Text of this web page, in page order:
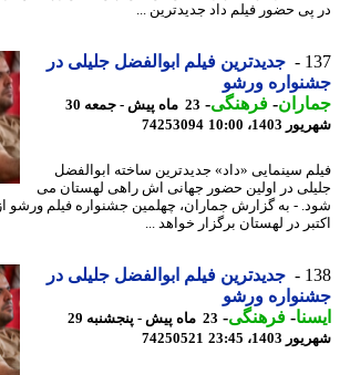
حضور فیلم داد جدیدترین ...
جدیدترین فیلم ابوالفضل جلیلی در
ورشو
- فرهنگی-
23 ماه پیش - جمعه 30
10:00
74253094
سینمایی «داد» جدیدترین ساخته ابوالفضل
در اولین حضور جهانی اش راهی لهستان می
در لهستان برگزار خواهد ...
جدیدترین فیلم ابوالفضل جلیلی در
ورشو
-فرهنگی-
23 ماه پیش - پنجشنبه 29
23:45
74250521